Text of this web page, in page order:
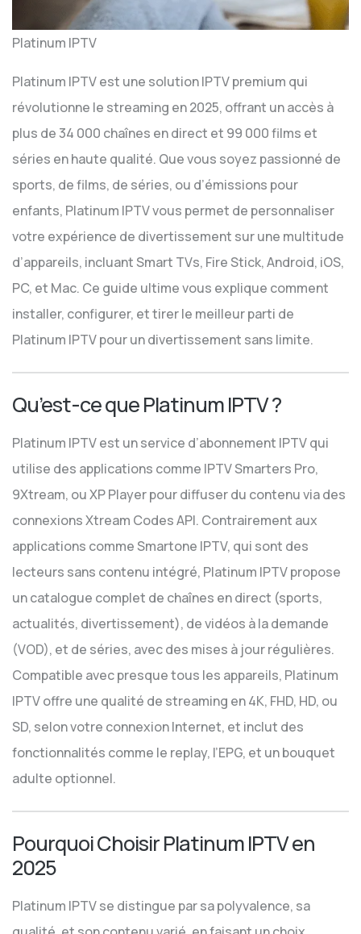
Platinum IPTV
Platinum IPTV est une solution IPTV premium qui
révolutionne le streaming en 2025, offrant un accès à
plus de 34 000 chaînes en direct et 99 000 films et
séries en haute qualité. Que vous soyez passionné de
sports, de films, de séries, ou d’émissions pour
enfants, Platinum IPTV vous permet de personnaliser
votre expérience de divertissement sur une multitude
d’appareils, incluant Smart TVs, Fire Stick, Android, iOS,
PC, et Mac. Ce guide ultime vous explique comment
installer, configurer, et tirer le meilleur parti de
Platinum IPTV pour un divertissement sans limite.
Qu’est-ce que Platinum IPTV ?
Platinum IPTV est un service d’abonnement IPTV qui
utilise des applications comme IPTV Smarters Pro,
9Xtream, ou XP Player pour diffuser du contenu via des
connexions Xtream Codes API. Contrairement aux
applications comme Smartone IPTV, qui sont des
lecteurs sans contenu intégré, Platinum IPTV propose
un catalogue complet de chaînes en direct (sports,
actualités, divertissement), de vidéos à la demande
(VOD), et de séries, avec des mises à jour régulières.
Compatible avec presque tous les appareils, Platinum
IPTV offre une qualité de streaming en 4K, FHD, HD, ou
SD, selon votre connexion Internet, et inclut des
fonctionnalités comme le replay, l’EPG, et un bouquet
adulte optionnel.
Pourquoi Choisir Platinum IPTV en
2025
Platinum IPTV se distingue par sa polyvalence, sa